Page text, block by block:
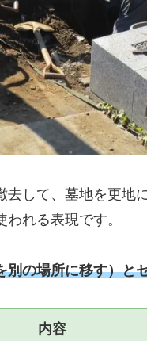
去して、墓地を更地
れる表現です。
の場所に移す）と
内容